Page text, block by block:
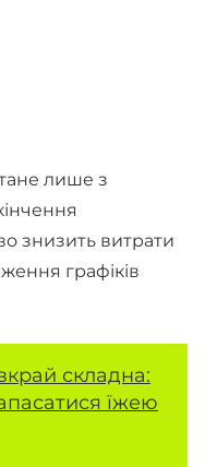
лише з
знизить витрати
графіків
складна:
їжею